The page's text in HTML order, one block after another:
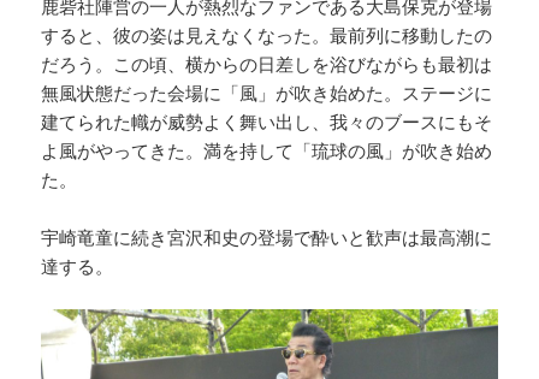
鹿砦社陣営の一人が熱烈なファンである大島保克が登場
すると、彼の姿は見えなくなった。最前列に移動したの
だろう。この頃、横からの日差しを浴びながらも最初は
無風状態だった会場に「風」が吹き始めた。ステージに
建てられた幟が威勢よく舞い出し、我々のブースにもそ
よ風がやってきた。満を持して「琉球の風」が吹き始め
た。
宇崎竜童に続き宮沢和史の登場で酔いと歓声は最高潮に
達する。